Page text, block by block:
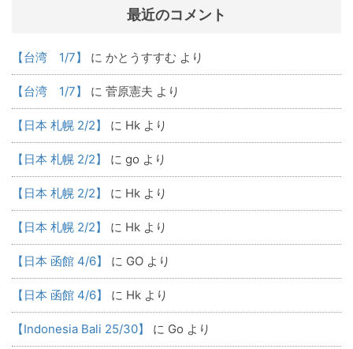
最近のコメント
【台湾 1/7】 に かとうすすむ より
【台湾 1/7】 に 菅原憲夫 より
【日本 札幌 2/2】 に Hk より
【日本 札幌 2/2】 に go より
【日本 札幌 2/2】 に Hk より
【日本 札幌 2/2】 に Hk より
【日本 函館 4/6】 に GO より
【日本 函館 4/6】 に Hk より
【Indonesia Bali 25/30】 に Go より